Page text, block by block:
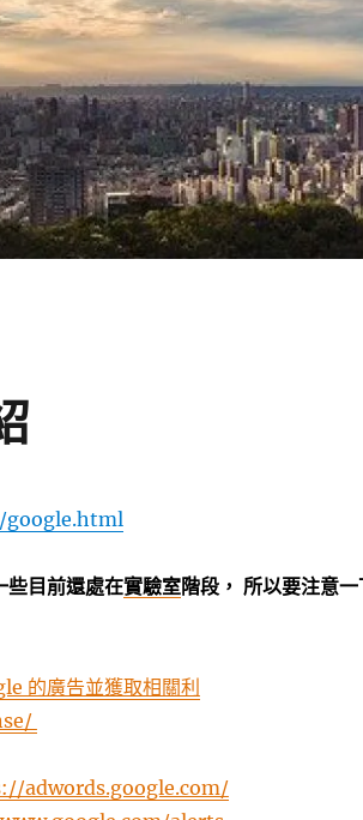
些目前還處在實驗室階段， 所以要注意一
的廣告並獲取相關利
adwords.google.com/